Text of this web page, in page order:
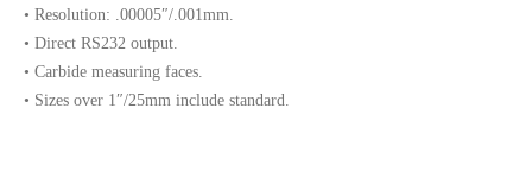
• Resolution: .00005″/.001mm.
• Direct RS232 output.
• Carbide measuring faces.
• Sizes over 1″/25mm include standard.